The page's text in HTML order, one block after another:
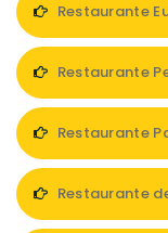
Restaurante
Restaurante
Restaurante
Restaurante